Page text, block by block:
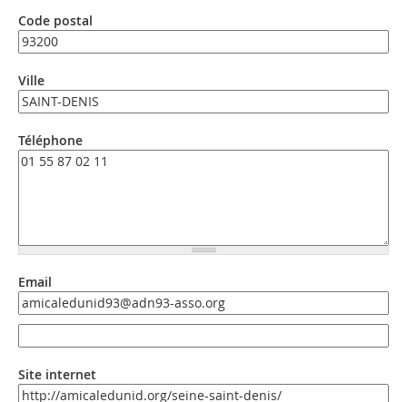
Code postal
Ville
Téléphone
Email
Email
Site internet
URL